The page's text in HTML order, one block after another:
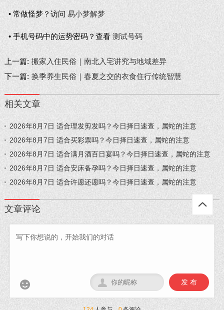
• 常做怪梦？访问 易小梦解梦
• 手机号码中的运势密码？查看 测试号码
上一篇: 搬家入住民俗｜南北入宅讲究与地域差异
下一篇: 换季养生民俗｜春夏之交的衣食住行传统智慧
相关文章
2026年8月7日 适合理发剪发吗？今日择日速查，属蛇的注意
2026年8月7日 适合买彩票吗？今日择日速查，属蛇的注意
2026年8月7日 适合满月酒百日宴吗？今日择日速查，属蛇的注意
2026年8月7日 适合安床备孕吗？今日择日速查，属蛇的注意
2026年8月7日 适合许愿还愿吗？今日择日速查，属蛇的注意
文章评论
 发 布
